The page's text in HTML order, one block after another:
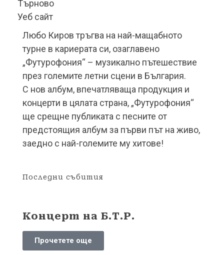
Търново
Уеб сайт
Любо Киров тръгва на най-мащабното
турне в кариерата си, озаглавено
„Футурофония“ – музикално пътешествие
през големите летни сцени в България.
С нов албум, впечатляваща продукция и
концерти в цялата страна, „Футурофония“
ще срещне публиката с песните от
предстоящия албум за първи път на живо,
заедно с най-големите му хитове!
Последни събития
Концерт на Б.Т.Р.
Прочетете още